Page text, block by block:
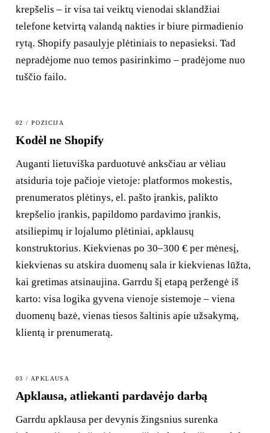
krepšelis – ir visa tai veiktų vienodai sklandžiai
telefone ketvirtą valandą nakties ir biure pirmadienio
rytą. Shopify pasaulyje plėtiniais to nepasieksi. Tad
nepradėjome nuo temos pasirinkimo – pradėjome nuo
tuščio failo.
02 / POZICIJA
Kodėl ne Shopify
Auganti lietuviška parduotuvė anksčiau ar vėliau
atsiduria toje pačioje vietoje: platformos mokestis,
prenumeratos plėtinys, el. pašto įrankis, palikto
krepšelio įrankis, papildomo pardavimo įrankis,
atsiliepimų ir lojalumo plėtiniai, apklausų
konstruktorius. Kiekvienas po 30–300 € per mėnesį,
kiekvienas su atskira duomenų sala ir kiekvienas lūžta,
kai gretimas atsinaujina. Garrdu šį etapą peržengė iš
karto: visa logika gyvena vienoje sistemoje – viena
duomenų bazė, vienas tiesos šaltinis apie užsakymą,
klientą ir prenumeratą.
03 / APKLAUSA
Apklausa, atliekanti pardavėjo darbą
Garrdu apklausa per devynis žingsnius surenka